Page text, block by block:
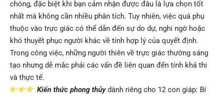
chóng, đặc biệt khi bạn cảm nhận được đâu là lựa chọn tốt
nhất mà không cần nhiều phân tích. Tuy nhiên, việc quá phụ
thuộc vào trực giác có thể dẫn đến sự do dự, nghi ngờ hoặc
khó thuyết phục người khác về tính hợp lý của quyết định.
Trong công việc, những người thiên về trực giác thường sáng
tạo nhưng dễ mắc phải các vấn đề liên quan đến tính khả thi
và thực tế.
Kiến thức phong thủydành riêng cho 12 con giáp: Bí